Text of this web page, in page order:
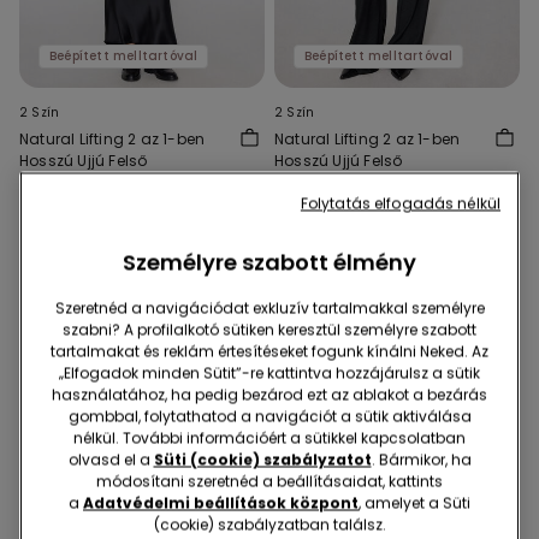
Beépített melltartóval
2 Szín
Natural Lifting 2 az 1-ben
Hosszú Ujjú Felső
Beépített melltartóval
2 Szín
Natural Lifting 2 az 1-ben
Hosszú Ujjú Felső
Személyre szabott élmény
Szeretnéd a navigációdat exkluzív tartalmakkal személyre
szabni? A profilalkotó sütiken keresztül személyre szabott
tartalmakat és reklám értesítéseket fogunk kínálni Neked. Az
„Elfogadok minden Sütit”-re kattintva hozzájárulsz a sütik
használatához, ha pedig bezárod ezt az ablakot a bezárás
gombbal, folytathatod a navigációt a sütik aktiválása
nélkül. További információért a sütikkel kapcsolatban
olvasd el a Süti (cookie) szabályzatot. Bármikor, ha
módosítani szeretnéd a beállításaidat, kattints
a Adatvédelmi beállítások központ, amelyet a Süti
(cookie) szabályzatban találsz.
Folytatás elfogadás nélkül